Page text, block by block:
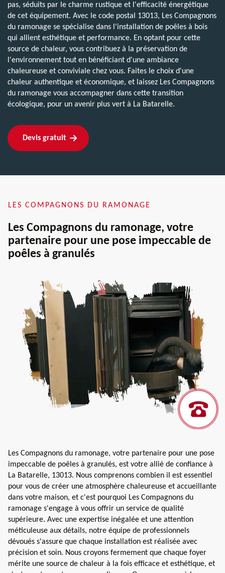
pas, séduits par le charme rustique et l'efficacité énergétique
de cet équipement. Avec le code postal 13013, Les Compagnons
du ramonage se spécialise dans l'installation de poêles à bois
qui allient esthétique et performance. En optant pour cette
source de chaleur, vous contribuez à la préservation de
l'environnement tout en bénéficiant d'une ambiance
chaleureuse et conviviale chez vous. Faites le choix d'une
chaleur authentique et économique, et laissez Les Compagnons
du ramonage vous accompagner dans cette transition
écologique, pour un avenir plus vert à La Batarelle.
Devis gratuit
LES COMPAGNONS DU RAMONAGE
Les Compagnons du ramonage, votre
partenaire pour une pose impeccable de
poêles à granulés
Les Compagnons du ramonage, votre partenaire pour une pose
impeccable de poêles à granulés, est votre allié de confiance à
La Batarelle, 13013. Nous comprenons combien il est essentiel
pour vous de créer une atmosphère chaleureuse et accueillante
dans votre maison, et c'est pourquoi Les Compagnons du
ramonage s'engage à vous offrir un service de qualité
supérieure. Avec une expertise inégalée et une attention
méticuleuse aux détails, notre équipe de professionnels
dévoués s'assure que chaque installation est réalisée avec
précision et soin. Nous croyons fermement que chaque foyer
mérite une source de chaleur à la fois efficace et esthétique, et